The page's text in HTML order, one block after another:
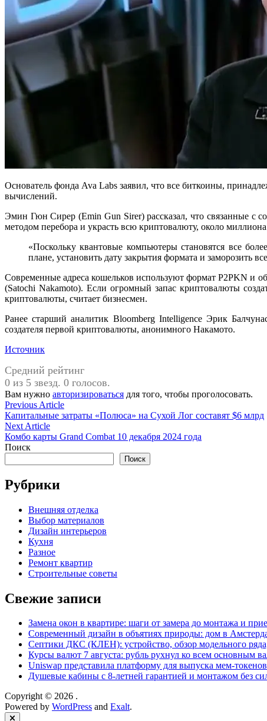
Основатель фонда Ava Labs заявил, что все биткоины,
вычислений.
Эмин Гюн Сирер (Emin Gun Sirer) рассказал, что связанные с
методом перебора и украсть всю криптовалюту, около
«Поскольку квантовые компьютеры становятся все
плане, установить дату закрытия формата и заморозить
Современные адреса кошельков используют формат P2PKN и
(Satochi Nakamoto). Если огромный запас криптовалюты
криптовалюты, считает бизнесмен.
Ранее старший аналитик Bloomberg Intelligence Эрик
создателя первой криптовалюты, анонимного Накамото.
Источник
Средний рейтинг
0 из 5 звезд. 0 голосов.
Вам нужно авторизироваться для того, чтобы проголосовать.
Навигация
по
записям
Previous ArticlePrevious
article:
Капитальные затраты «Полюса» на Сухой Лог составят $6 млрд
Next ArticleNext
article:
Комбо карты Grand Combat 10 декабря 2024 года
Поиск
Поиск
Рубрики
Внешняя отделка
Выбор материалов
Дизайн интерьеров
Кухня
Разное
Ремонт квартир
Строительные советы
Свежие записи
Замена окон в квартире: шаги от замера до монтажа и
Современный дизайн в объятиях природы: дом в
Септики ДКС (КЛЕН): устройство, обзор модельного
Курсы валют 7 августа: рубль рухнул ко всем основным
Uniswap представила платформу для выпуска мем-
Душевые кабины с 8‑летней гарантией и монтажом без
Copyright © 2026 .
Powered by WordPress and Exalt.
Close